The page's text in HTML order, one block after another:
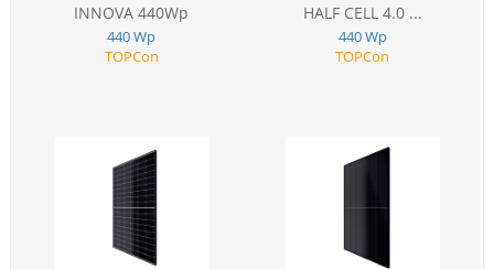
INNOVA 440Wp
440 Wp
TOPCon
HALF CELL 4.0 ...
440 Wp
TOPCon